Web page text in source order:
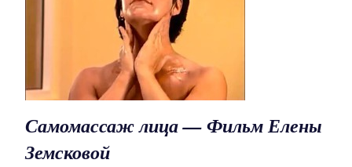
Самомассаж лица — Фильм Елены
Земсковой